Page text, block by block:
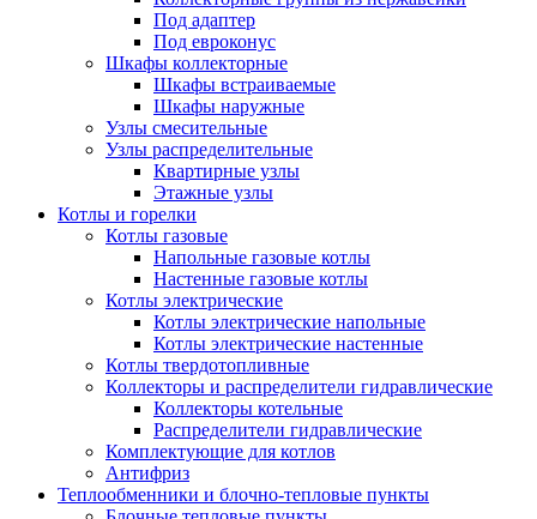
Под адаптер
Под евроконус
Шкафы коллекторные
Шкафы встраиваемые
Шкафы наружные
Узлы смесительные
Узлы распределительные
Квартирные узлы
Этажные узлы
Котлы и горелки
Котлы газовые
Напольные газовые котлы
Настенные газовые котлы
Котлы электрические
Котлы электрические напольные
Котлы электрические настенные
Котлы твердотопливные
Коллекторы и распределители гидравлические
Коллекторы котельные
Распределители гидравлические
Комплектующие для котлов
Антифриз
Теплообменники и блочно-тепловые пункты